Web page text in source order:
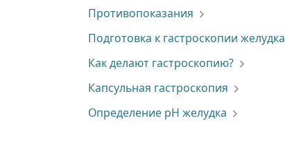
Противопоказания
Подготовка к гастроскопии желудка
Как делают гастроскопию?
Капсульная гастроскопия
Определение pH желудка